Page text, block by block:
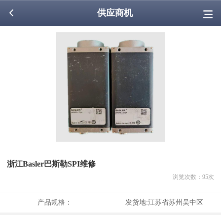
供应商机
浙江Basler巴斯勒SPI维修
浏览次数： 95次
产品规格： 发货地:江苏省苏州吴中区